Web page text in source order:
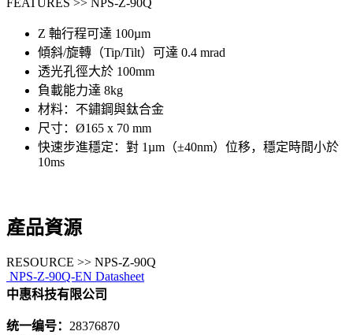
Z 軸行程可達 100µm
傾斜/旋轉（Tip/Tilt）可達 0.4 mrad
透光孔徑大於 100mm
負載能力達 8kg
材料：不鏽鋼與鈦合金
尺寸：Ø165 x 70 mm
快速步進穩定：對 1µm（±40nm）位移，穩定時間小於
10ms
產品資源
RESOURCE >> NPS-Z-90Q
NPS-Z-90Q-EN Datasheet
中惠科技有限公司
统一编号： 28376870